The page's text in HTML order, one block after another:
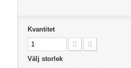
Kvantitet
Välj storlek